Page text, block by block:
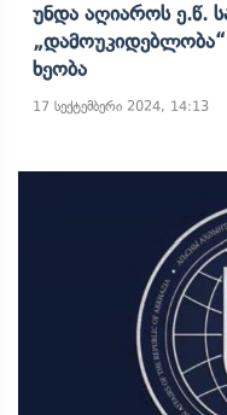
Უნდა Აღიაროს Ე.წ.
Ხეობა
17 სექტემბერი 2024, 14:13